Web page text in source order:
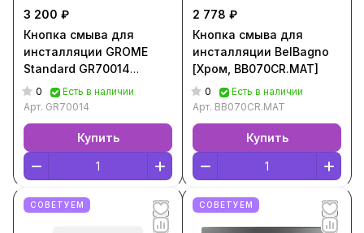
3 200 ₽
Кнопка смыва для
инсталляции GROME
Standard GR70014
[Нержавеющая сталь,
GR70014]
0
Есть в наличии
Арт. GR70014
Купить
2 778 ₽
Кнопка смыва для
инсталляции BelBagno
[Хром, BB070CR.MAT]
0
Есть в наличии
Арт. BB070CR.MAT
Купить
СОВЕТУЕМ СОВЕТУЕМ